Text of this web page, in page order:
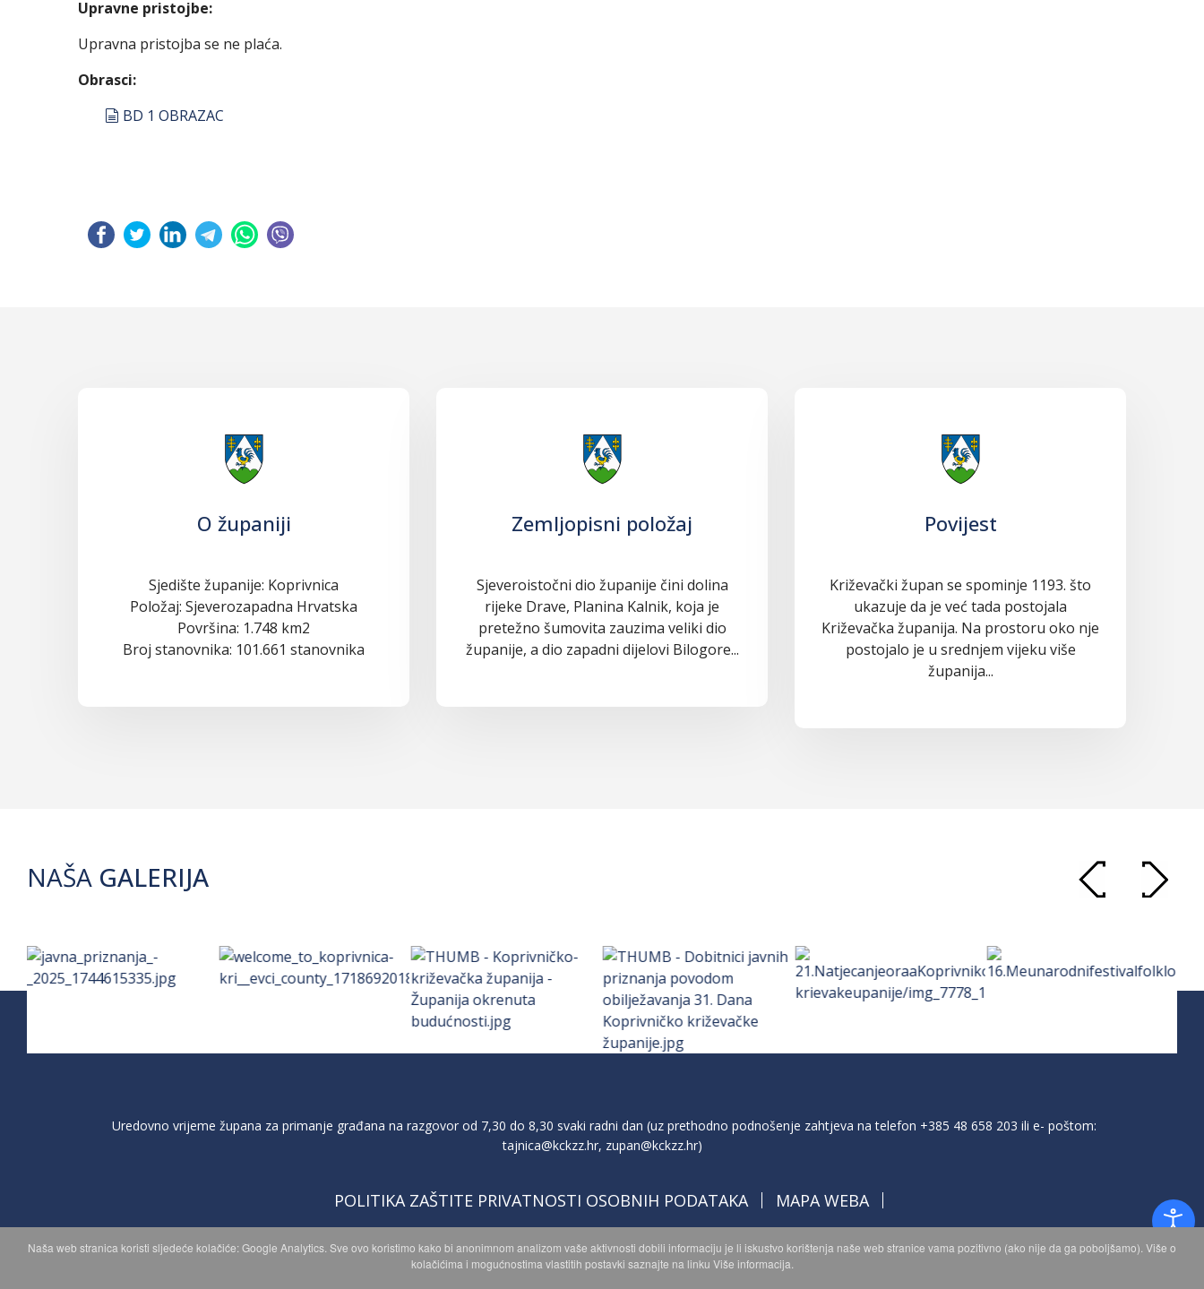
Upravne pristojbe:
Upravna pristojba se ne plaća.
Obrasci:
document
BD 1 OBRAZAC
O županiji
Sjedište županije: Koprivnica
Položaj: Sjeverozapadna Hrvatska
Površina: 1.748 km2
Broj stanovnika: 101.661 stanovnika
Zemljopisni položaj
Sjeveroistočni dio županije čini dolina
rijeke Drave, Planina Kalnik, koja je
pretežno šumovita zauzima veliki dio
županije, a dio zapadni dijelovi Bilogore...
Povijest
Križevački župan se spominje 1193. što
ukazuje da je već tada postojala
Križevačka županija. Na prostoru oko nje
postojalo je u srednjem vijeku više
županija...
NAŠA GALERIJA
Uredovno vrijeme župana za primanje građana na razgovor od 7,30 do 8,30 svaki radni dan (uz prethodno podnošenje zahtjeva na telefon +385 48 658 203 ili e- poštom:
tajnica@kckzz.hr, zupan@kckzz.hr)
POLITIKA ZAŠTITE PRIVATNOSTI OSOBNIH PODATAKA MAPA WEBA
Copyright © 2026 Koprivničko - križevačka županija. Sva prava zadržana.
Naša web stranica koristi sljedeće kolačiće: Google Analytics. Sve ovo koristimo kako bi anonimnom analizom vaše aktivnosti dobili informaciju je li iskustvo korištenja naše web stranice vama pozitivno (ako nije da ga poboljšamo). Više o
kolačićima i mogućnostima vlastitih postavki saznajte na linku Više informacija.